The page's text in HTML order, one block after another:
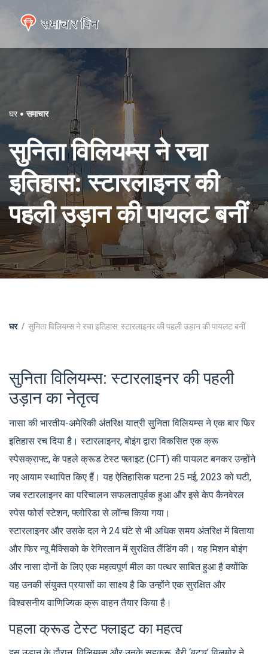
घर समाचार
सुनिता विलियम्स ने रचा
इतिहास: स्टारलाइनर की
पहली उड़ान की पायलट बनीं
घर सुनिता विलियम्स ने रचा इतिहास: स्टारलाइनर की पहली उड़ान की पायलट बनीं
सुनिता विलियम्स: स्टारलाइनर की पहली
उड़ान का नेतृत्व
नासा की भारतीय-अमेरिकी अंतरिक्ष यात्री सुनिता विलियम्स ने एक बार फिर
इतिहास रच दिया है। स्टारलाइनर, बोइंग द्वारा विकसित एक क्रू
स्पेसक्राफ्ट, के पहले क्रूड टेस्ट फ्लाइट (CFT) की पायलट बनकर उन्होंने
नए आयाम स्थापित किए हैं। यह ऐतिहासिक घटना 25 मई, 2023 को घटी,
जब स्टारलाइनर का परिचालन सफलतापूर्वक हुआ और इसे केप कैनवेरल
स्पेस फोर्स स्टेशन, फ्लोरिडा से लॉन्च किया गया।
स्टारलाइनर और उसके दल ने 24 घंटे से भी अधिक समय अंतरिक्ष में बिताया
और फिर न्यू मैक्सिको के रेगिस्तान में सुरक्षित लैंडिंग की। यह मिशन बोइंग
और नासा दोनों के लिए एक महत्वपूर्ण मील का पत्थर साबित हुआ है क्योंकि
यह उनकी संयुक्त प्रयासों का साक्ष्य है कि उन्होंने एक सुरक्षित और
विश्वसनीय वाणिज्यिक क्रू वाहन तैयार किया है।
पहला क्रूड टेस्ट फ्लाइट का महत्व